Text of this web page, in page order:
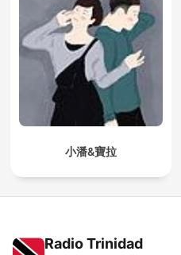
小潘&寶拉
Radio Trinidad